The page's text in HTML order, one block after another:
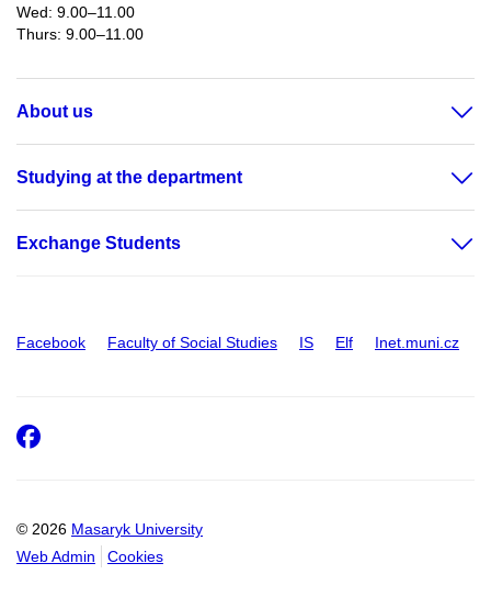
Wed: 9.00–11.00
Thurs: 9.00–11.00​
About us
Studying at the department
Exchange Students
Facebook Faculty of Social Studies IS Elf Inet.muni.cz
© 2026 Masaryk University
Web Admin
Cookies
Facebook